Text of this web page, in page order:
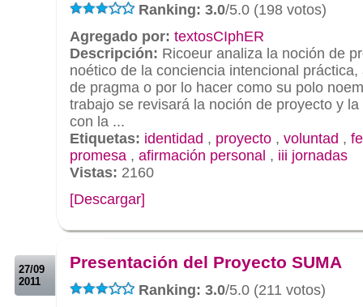
Ranking: 3.0/5.0 (198 votos)
Agregado por: textosCIphER
Descripción: Ricoeur analiza la noción de
noético de la conciencia intencional
de pragma o por lo hacer como su polo
trabajo se revisará la noción de proyecto y
con la ...
Etiquetas: identidad , proyecto , voluntad ,
promesa , afirmación personal , iii jornadas
Vistas: 2160
[Descargar]
27/09
2011
Presentación del Proyecto SUMA
Ranking: 3.0/5.0 (211 votos)